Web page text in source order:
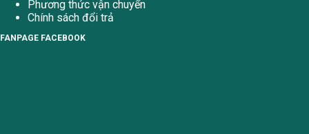
Phương thức vận chuyển
Chính sách đổi trả
FANPAGE FACEBOOK